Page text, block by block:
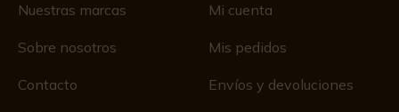
Nuestras marcas
Sobre nosotros
Contacto
Mi cuenta
Mis pedidos
Envíos y devoluciones